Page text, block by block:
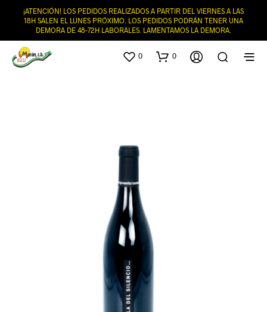
¡ATENCIÓN! LOS PEDIDOS REALIZADOS A PARTIR DEL VIERNES A LAS
18H SALEN EL LUNES PRÓXIMO. LOS PEDIDOS PODRÁN TENER UNA
DEMORA DE 48-72H LABORALES. LAMENTAMOS LA DEMORA.
0 0